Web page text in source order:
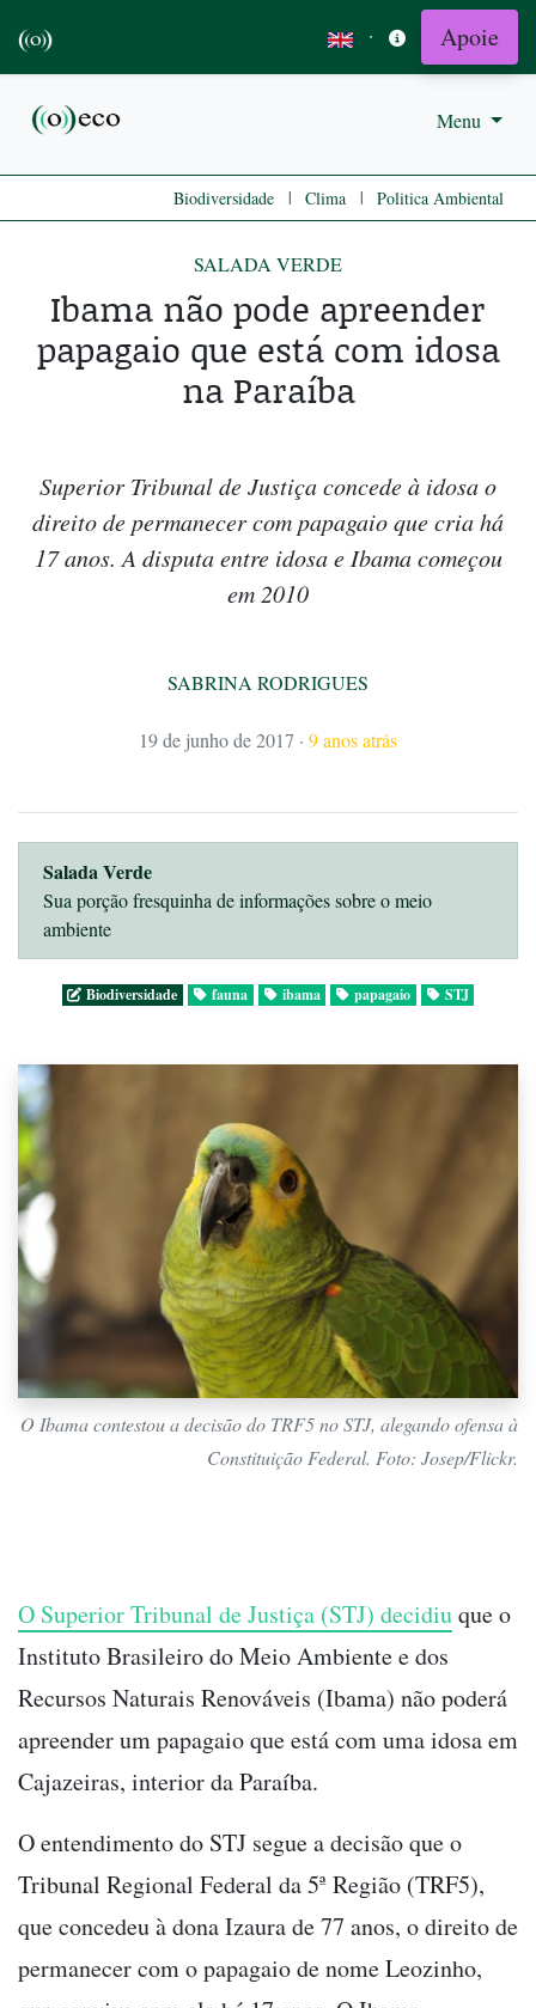
· Apoie
Menu
Biodiversidade | Clima | Politica Ambiental
SALADA VERDE
Ibama não pode apreender
papagaio que está com idosa
na Paraíba
Superior Tribunal de Justiça concede à idosa o
direito de permanecer com papagaio que cria há
17 anos. A disputa entre idosa e Ibama começou
em 2010
SABRINA RODRIGUES
19 de junho de 2017 · 9 anos atrás
Salada Verde
Sua porção fresquinha de informações sobre o meio
ambiente
Biodiversidade fauna ibama papagaio STJ
O Ibama contestou a decisão do TRF5 no STJ, alegando ofensa à
Constituição Federal. Foto: Josep/Flickr.
O Superior Tribunal de Justiça (STJ) decidiuque o
Instituto Brasileiro do Meio Ambiente e dos
Recursos Naturais Renováveis (Ibama) não poderá
apreender um papagaio que está com uma idosa em
Cajazeiras, interior da Paraíba.
O entendimento do STJ segue a decisão que o
Tribunal Regional Federal da 5ª Região (TRF5),
que concedeu à dona Izaura de 77 anos, o direito de
permanecer com o papagaio de nome Leozinho,